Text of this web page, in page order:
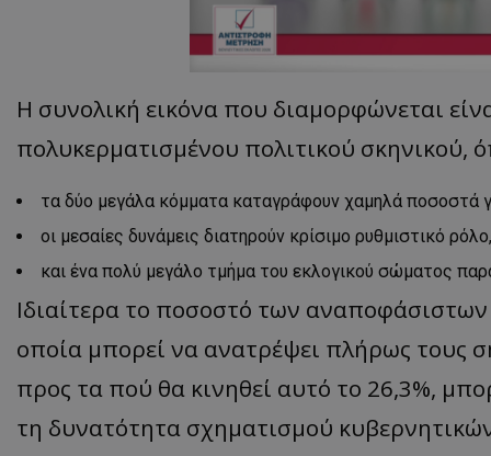
Η συνολική εικόνα που διαμορφώνεται
πολυκερματισμένου πολιτικού σκηνικού,
τα δύο μεγάλα κόμματα καταγράφουν χαμηλά ποσοστά
οι μεσαίες δυνάμεις διατηρούν κρίσιμο ρυθμιστικό ρόλο,
και ένα πολύ μεγάλο τμήμα του εκλογικού σώματος
Ιδιαίτερα το ποσοστό των
οποία μπορεί να ανατρέψει πλήρως τους
προς τα πού θα κινηθεί αυτό το 26,3%,
τη δυνατότητα σχηματισμού
msToken